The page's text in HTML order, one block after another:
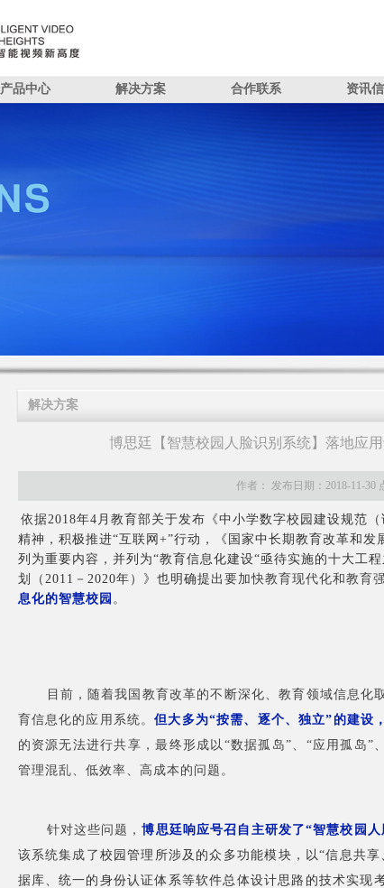
产品中心 解决方案 合作联系 资讯
解决方案
博思廷【智慧校园人脸识别系统】落地应
作者： 发布日期：2018-11-30
依据2018年4月教育部关于发布《中小学数字校园建设规范
精神，积极推进“互联网+”行动，《国家中长期教育改革和
列为重要内容，并列为“教育信息化建设“亟待实施的十大工
划（2011－2020年）》也明确提出 要加快教育现代化和教育
息化的智慧校园 。
目前，随着我国教育改革的不断深化、教育领域信息化
育信息化的应用系统。但大多为“按需、逐个、独立”的建设，
的资源无法进行共享，最终形成以“数据孤岛”、“应用孤岛”
管理混乱、低效率、高成本的问题。
针对这些问题，博思廷响应号召自主研发了“智慧校园人
该系统集成了 校园管理所涉及的众多功能模块，以“信息共
据库、统一的身份认证体系等软件总体设计思路的技术实现